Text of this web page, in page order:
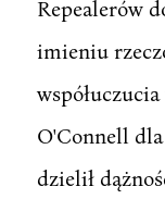
Repealerów
imieniu
O'Connell
dzielił